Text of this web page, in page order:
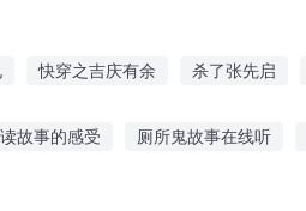
快穿之吉庆有余 杀了张先启
故事的感受 厕所鬼故事在线听